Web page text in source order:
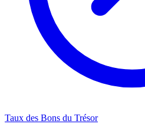
Taux des Bons du Trésor